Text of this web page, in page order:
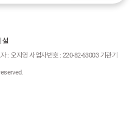
설
: 오지영 사업자번호 : 220-82-63003 기관기